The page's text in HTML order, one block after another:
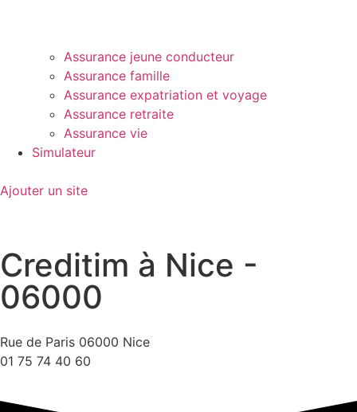
Assurance jeune conducteur
Assurance famille
Assurance expatriation et voyage
Assurance retraite
Assurance vie
Simulateur
Ajouter un site
Creditim à Nice -
06000
Rue de Paris 06000 Nice
01 75 74 40 60